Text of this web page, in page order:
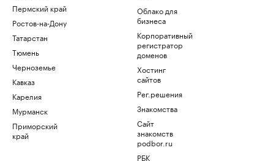
Пермский край
Ростов-на-Дону
Татарстан
Тюмень
Черноземье
Кавказ
Карелия
Мурманск
Приморский
край
Облако для
бизнеса
Корпоративный
регистратор
доменов
Хостинг
сайтов
Рег.решения
Знакомства
Сайт
знакомств
podbor.ru
РБК